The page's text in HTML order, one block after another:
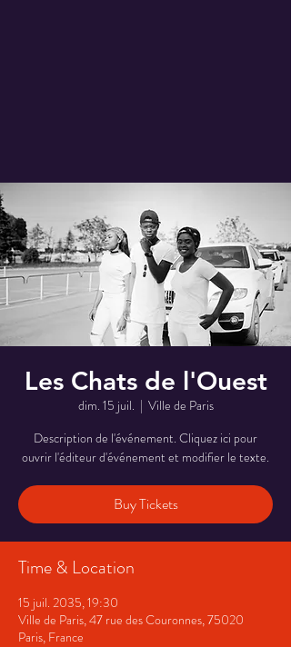
Les Chats de l'Ouest
dim. 15 juil.
  |
Ville de Paris
Description de l'événement. Cliquez ici pour
ouvrir l'éditeur d'événement et modifier le texte.
Buy Tickets
Time & Location
15 juil. 2035, 19:30
Ville de Paris, 47 rue des Couronnes, 75020
Paris, France